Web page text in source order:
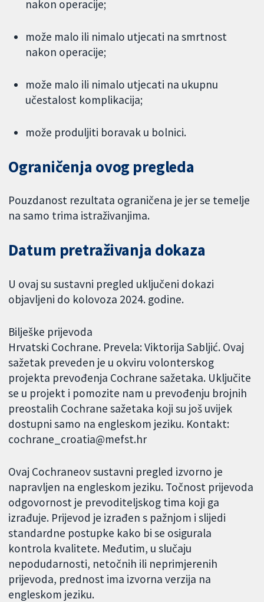
nakon operacije;
može malo ili nimalo utjecati na smrtnost
nakon operacije;
može malo ili nimalo utjecati na ukupnu
učestalost komplikacija;
može produljiti boravak u bolnici.
Ograničenja ovog pregleda
Pouzdanost rezultata ograničena je jer se temelje
na samo trima istraživanjima.
Datum pretraživanja dokaza
U ovaj su sustavni pregled uključeni dokazi
objavljeni do kolovoza 2024. godine.
Bilješke prijevoda
Hrvatski Cochrane. Prevela: Viktorija Sabljić. Ovaj
sažetak preveden je u okviru volonterskog
projekta prevođenja Cochrane sažetaka. Uključite
se u projekt i pomozite nam u prevođenju brojnih
preostalih Cochrane sažetaka koji su još uvijek
dostupni samo na engleskom jeziku. Kontakt:
cochrane_croatia@mefst.hr
Ovaj Cochraneov sustavni pregled izvorno je
napravljen na engleskom jeziku. Točnost prijevoda
odgovornost je prevoditeljskog tima koji ga
izrađuje. Prijevod je izrađen s pažnjom i slijedi
standardne postupke kako bi se osigurala
kontrola kvalitete. Međutim, u slučaju
nepodudarnosti, netočnih ili neprimjerenih
prijevoda, prednost ima izvorna verzija na
engleskom jeziku.